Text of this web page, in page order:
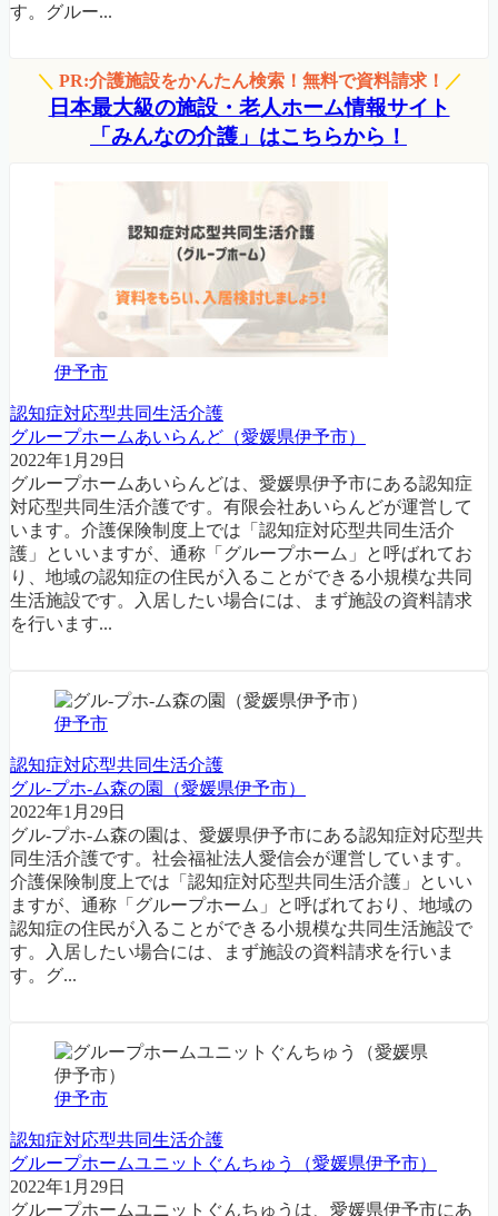
す。グルー...
＼ PR:介護施設をかんたん検索！無料で資料請求！ ／
日本最大級の施設・老人ホーム情報サイト
「みんなの介護」はこちらから！
伊予市
認知症対応型共同生活介護
グループホームあいらんど（愛媛県伊予市）
2022年1月29日
グループホームあいらんどは、愛媛県伊予市にある認知症
対応型共同生活介護です。有限会社あいらんどが運営して
います。介護保険制度上では「認知症対応型共同生活介
護」といいますが、通称「グループホーム」と呼ばれてお
り、地域の認知症の住民が入ることができる小規模な共同
生活施設です。入居したい場合には、まず施設の資料請求
を行います...
伊予市
認知症対応型共同生活介護
グル-プホ-ム森の園（愛媛県伊予市）
2022年1月29日
グル-プホ-ム森の園は、愛媛県伊予市にある認知症対応型共
同生活介護です。社会福祉法人愛信会が運営しています。
介護保険制度上では「認知症対応型共同生活介護」といい
ますが、通称「グループホーム」と呼ばれており、地域の
認知症の住民が入ることができる小規模な共同生活施設で
す。入居したい場合には、まず施設の資料請求を行いま
す。グ...
伊予市
認知症対応型共同生活介護
グループホームユニットぐんちゅう（愛媛県伊予市）
2022年1月29日
グループホームユニットぐんちゅうは、愛媛県伊予市にあ